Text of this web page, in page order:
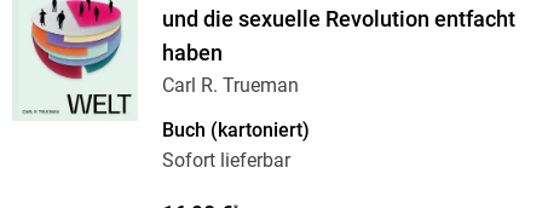
und die sexuelle Revolution entfacht
haben
Carl R. Trueman
Buch (kartoniert)
Sofort lieferbar